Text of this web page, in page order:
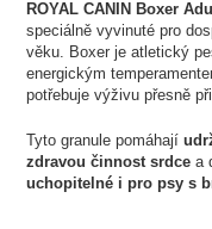
ROYAL CANIN Boxer
speciálně vyvinuté pro
věku. Boxer je atletický
energickým
potřebuje výživu přesně
Tyto granule pomáhají
zdravou činnost srdce a
uchopitelné i pro psy s